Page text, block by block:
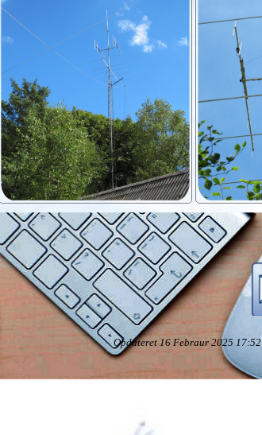
Opdateret 16 Febraur 2025 17:52